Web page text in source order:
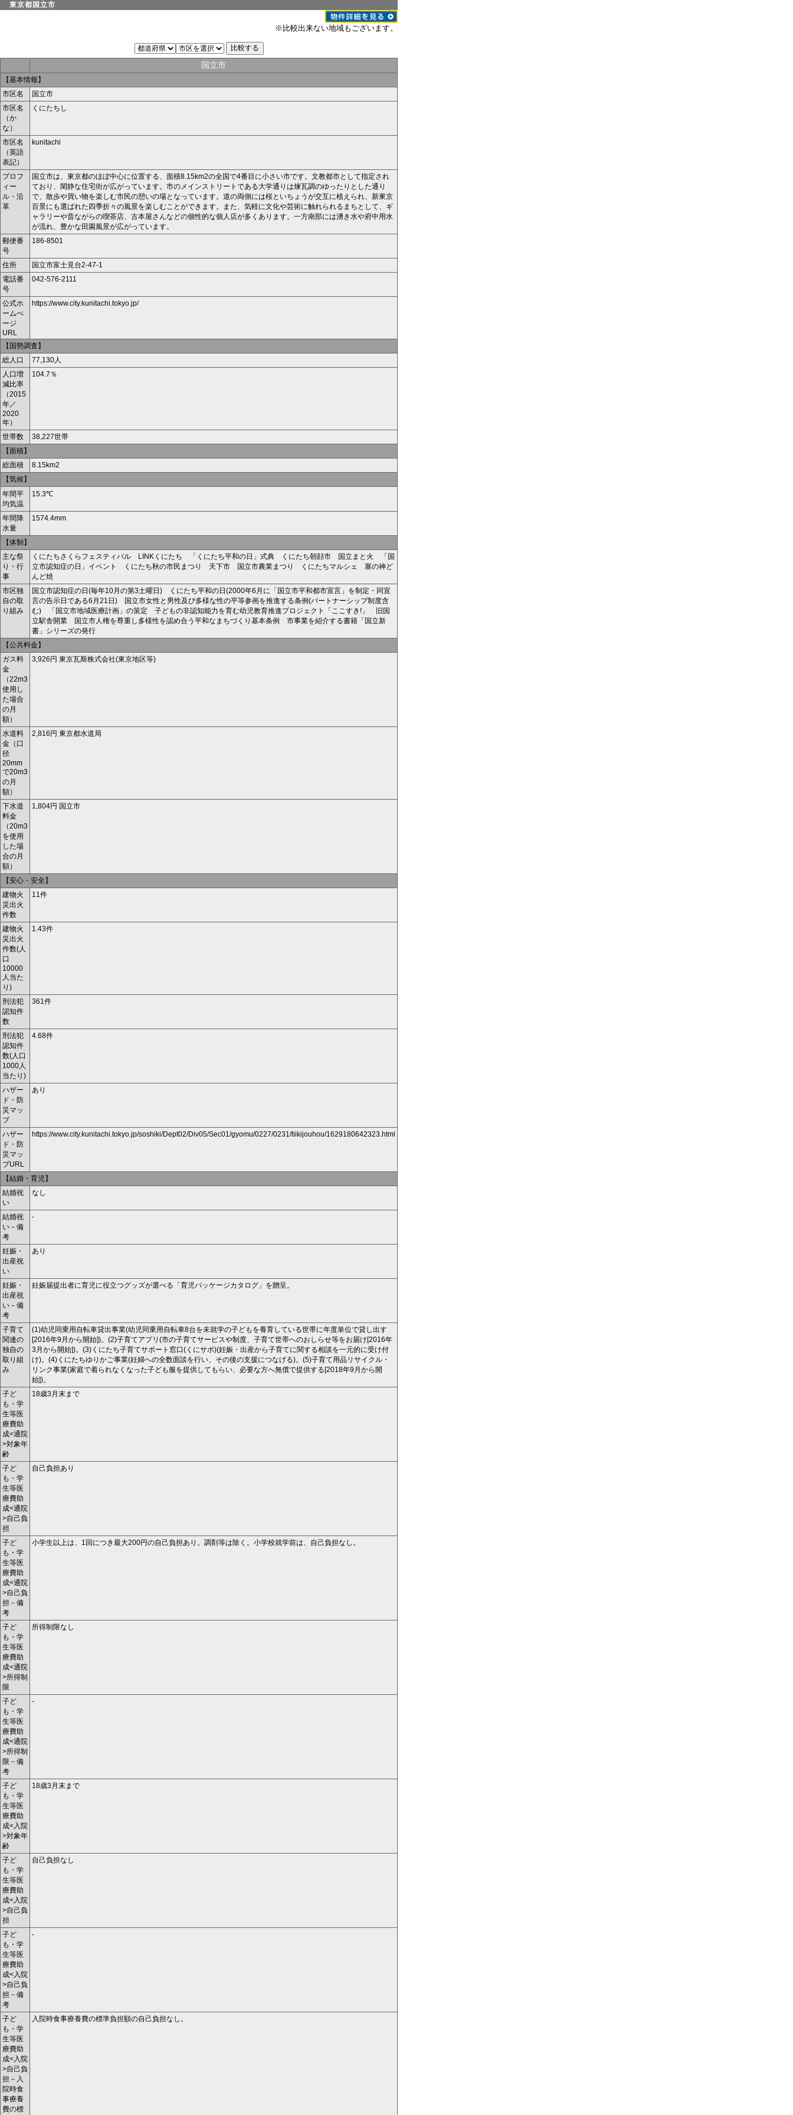
東京都国立市
※比較出来ない地域もございます。
国立市
【基本情報】
市区名
国立市
市区名
（か
な）
くにたちし
市区名
（英語
表記）
kunitachi
プロフ
ィー
ル・沿
革
国立市は、東京都のほぼ中心に位置する、面積8.15km2の全国で4番目に小さい市です。文教都市として指定され
ており、閑静な住宅街が広がっています。市のメインストリートである大学通りは煉瓦調のゆったりとした通り
で、散歩や買い物を楽しむ市民の憩いの場となっています。道の両側には桜といちょうが交互に植えられ、新東京
百景にも選ばれた四季折々の風景を楽しむことができます。また、気軽に文化や芸術に触れられるまちとして、ギ
ャラリーや昔ながらの喫茶店、古本屋さんなどの個性的な個人店が多くあります。一方南部には湧き水や府中用水
が流れ、豊かな田園風景が広がっています。
郵便番
号
186-8501
住所
国立市富士見台2-47-1
電話番
号
042-576-2111
公式ホ
ームぺ
ージ
URL
https://www.city.kunitachi.tokyo.jp/
【国勢調査】
総人口
77,130人
人口増
減比率
（2015
年／
2020
年）
104.7％
世帯数
38,227世帯
【面積】
総面積
8.15km2
【気候】
年間平
均気温
15.3℃
年間降
水量
1574.4mm
【体制】
主な祭
り・行
事
くにたちさくらフェスティバル LINKくにたち 「くにたち平和の日」式典 くにたち朝顔市 国立まと火 「国
立市認知症の日」イベント くにたち秋の市民まつり 天下市 国立市農業まつり くにたちマルシェ 塞の神ど
んど焼
市区独
自の取
り組み
国立市認知症の日(毎年10月の第3土曜日) くにたち平和の日(2000年6月に「国立市平和都市宣言」を制定・同宣
言の告示日である6月21日) 国立市女性と男性及び多様な性の平等参画を推進する条例(パートナーシップ制度含
む) 「国立市地域医療計画」の策定 子どもの非認知能力を育む幼児教育推進プロジェクト「ここすき!」 旧国
立駅舎開業 国立市人権を尊重し多様性を認め合う平和なまちづくり基本条例 市事業を紹介する書籍「国立新
書」シリーズの発行
【公共料金】
ガス料
金
（22m3
使用し
た場合
の月
額）
3,926円 東京瓦斯株式会社(東京地区等)
水道料
金（口
径
20mm
で20m3
の月
額）
2,816円 東京都水道局
下水道
料金
（20m3
を使用
した場
合の月
額）
1,804円 国立市
【安心・安全】
建物火
災出火
件数
11件
建物火
災出火
件数(人
口
10000
人当た
り)
1.43件
刑法犯
認知件
数
361件
刑法犯
認知件
数(人口
1000人
当たり)
4.68件
ハザー
ド・防
災マッ
プ
あり
ハザー
ド・防
災マッ
プURL
https://www.city.kunitachi.tokyo.jp/soshiki/Dept02/Div05/Sec01/gyomu/0227/0231/tiikijouhou/1629180642323.html
【結婚・育児】
結婚祝
い
なし
結婚祝
い－備
考
-
妊娠・
出産祝
い
あり
妊娠・
出産祝
い－備
考
妊娠届提出者に育児に役立つグッズが選べる「育児パッケージカタログ」を贈呈。
子育て
関連の
独自の
取り組
み
(1)幼児同乗用自転車貸出事業(幼児同乗用自転車8台を未就学の子どもを養育している世帯に年度単位で貸し出す
[2016年9月から開始])。(2)子育てアプリ(市の子育てサービスや制度、子育て世帯へのおしらせ等をお届け[2016年
3月から開始])。(3)くにたち子育てサポート窓口(くにサポ)(妊娠・出産から子育てに関する相談を一元的に受け付
け)。(4)くにたちゆりかご事業(妊婦への全数面談を行い、その後の支援につなげる)。(5)子育て用品リサイクル・
リンク事業(家庭で着られなくなった子ども服を提供してもらい、必要な方へ無償で提供する[2018年9月から開
始])。
子ど
も・学
生等医
療費助
成<通院
>対象年
齢
18歳3月末まで
子ど
も・学
生等医
療費助
成<通院
>自己負
担
自己負担あり
子ど
も・学
生等医
療費助
成<通院
>自己負
担－備
考
小学生以上は、1回につき最大200円の自己負担あり。調剤等は除く。小学校就学前は、自己負担なし。
子ど
も・学
生等医
療費助
成<通院
>所得制
限
所得制限なし
子ど
も・学
生等医
療費助
成<通院
>所得制
限－備
考
-
子ど
も・学
生等医
療費助
成<入院
>対象年
齢
18歳3月末まで
子ど
も・学
生等医
療費助
成<入院
>自己負
担
自己負担なし
子ど
も・学
生等医
療費助
成<入院
>自己負
担－備
考
-
子ど
も・学
生等医
療費助
成<入院
>自己負
担－入
院時食
事療養
費の標
入院時食事療養費の標準負担額の自己負担なし。